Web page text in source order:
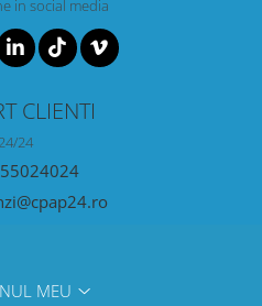
in social media
CLIENTI
24
MEU